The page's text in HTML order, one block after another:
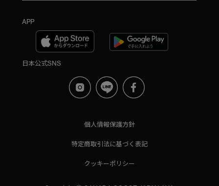
APP
日本公式SNS
個人情報保護方針
特定商取引法に基づく表記
クッキーポリシー